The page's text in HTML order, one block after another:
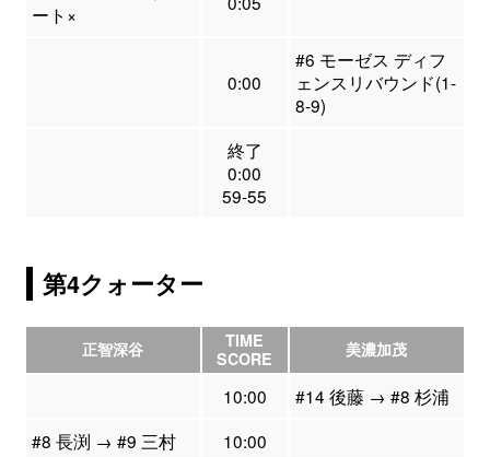
ート×
0:00
#6 モーゼス ディフ
ェンスリバウンド(1-
8-9)
終了
0:00
59-55
第4クォーター
正智深谷
TIME
SCORE
美濃加茂
10:00
#14 後藤 → #8 杉浦
#8 長渕 → #9 三村
10:00